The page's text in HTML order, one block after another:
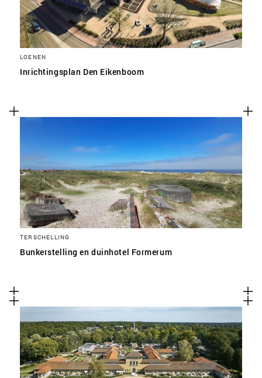
LOENEN
Inrichtingsplan Den Eikenboom
TERSCHELLING
Bunkerstelling en duinhotel Formerum